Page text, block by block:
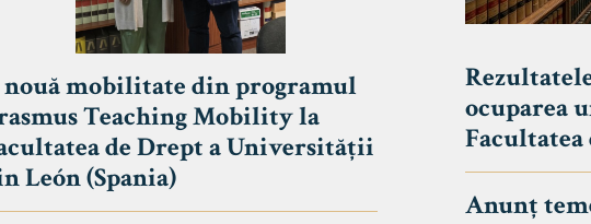
nouă mobilitate din programul
Teaching Mobility la
de Drept a Universității
León (Spania)
ocuparea
Facultatea
Anunț